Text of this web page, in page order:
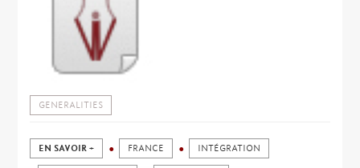
GENERALITIES
EN SAVOIR + FRANCE INTÉGRATION